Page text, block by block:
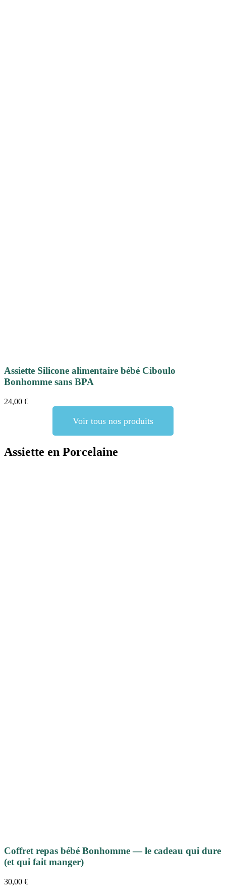
Assiette Silicone alimentaire bébé Ciboulo
Bonhomme sans BPA
24,00 €
Voir tous nos produits
Assiette en Porcelaine
Coffret repas bébé Bonhomme — le cadeau qui dure
(et qui fait manger)
30,00 €